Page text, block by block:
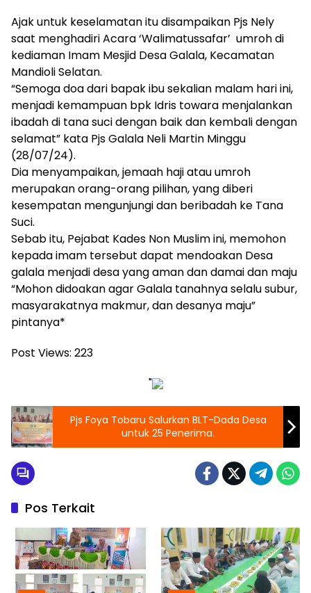
Ajak untuk keselamatan itu disampaikan Pjs Nely
saat menghadiri Acara ‘Walimatussafar’ umroh di
kediaman Imam Mesjid Desa Galala, Kecamatan
Mandioli Selatan.
“Semoga doa dari bapak ibu sekalian malam hari ini,
menjadi kemampuan bpk Idris towara menjalankan
ibadah di tana suci dengan baik dan kembali dengan
selamat” kata Pjs Galala Neli Martin Minggu
(28/07/24).
Dia menyampaikan, jemaah haji atau umroh
merupakan orang-orang pilihan, yang diberi
kesempatan mengunjungi dan beribadah ke Tana
Suci.
Sebab itu, Pejabat Kades Non Muslim ini, memohon
kepada imam tersebut dapat mendoakan Desa
galala menjadi desa yang aman dan damai dan maju
“Mohon didoakan agar Galala tanahnya selalu subur,
masyarakatnya makmur, dan desanya maju”
pintanya*
Post Views: 223
"
Pjs Foya Tobaru Salurkan BLT-Dada Desa
untuk 25 Penerima.
Pos Terkait